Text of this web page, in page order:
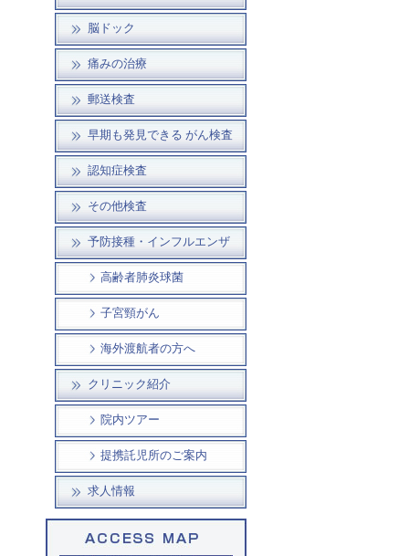
脳ドック
痛みの治療
郵送検査
早期も発見できる がん検査
認知症検査
その他検査
予防接種・インフルエンザ
高齢者肺炎球菌
子宮頸がん
海外渡航者の方へ
クリニック紹介
院内ツアー
提携託児所のご案内
求人情報